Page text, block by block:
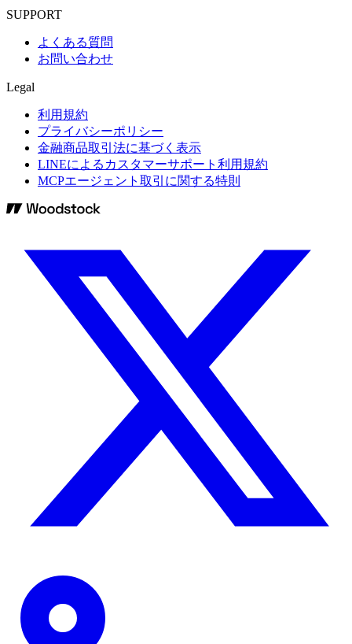
SUPPORT
よくある質問
お問い合わせ
Legal
利用規約
プライバシーポリシー
金融商品取引法に基づく表示
LINEによるカスタマーサポート利用規約
MCPエージェント取引に関する特則